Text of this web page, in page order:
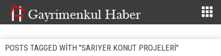
POSTS TAGGED WITH "SARIYER KONUT PROJELERI"